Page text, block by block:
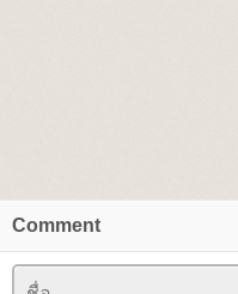
Comment